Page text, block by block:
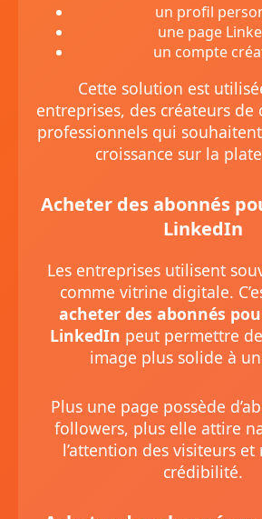
un profil
une page
un compte
Cette solution est
entreprises, des créateurs de
professionnels qui
croissance sur la
Acheter des abonnés
LinkedIn
Les entreprises utilisent
comme vitrine digitale.
acheter des abonnés
LinkedIn peut permettre
image plus solide à
Plus une page possède
followers, plus elle attire
l’attention des visiteurs et
crédibilité.